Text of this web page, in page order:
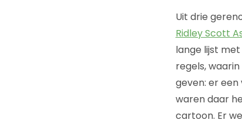
Uit drie
Ridley Scott
lange lijst
regels,
geven: er
waren daar
cartoon. Er